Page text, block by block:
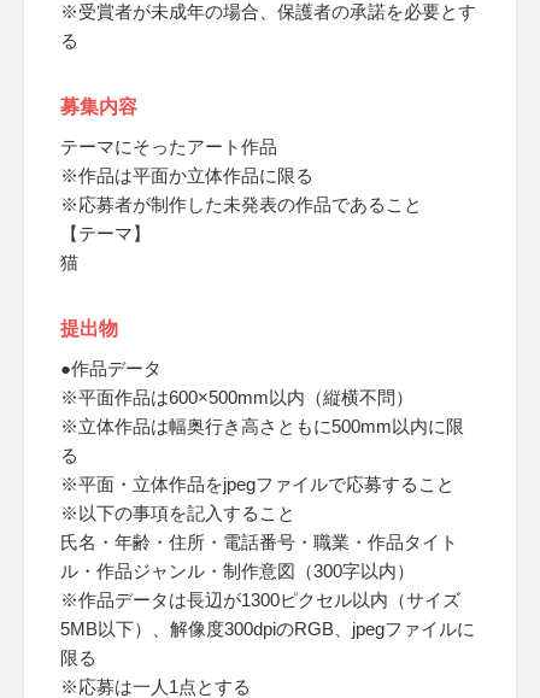
※受賞者が未成年の場合、保護者の承諾を必要とす
る
募集内容
テーマにそったアート作品
※作品は平面か立体作品に限る
※応募者が制作した未発表の作品であること
【テーマ】
猫
提出物
●作品データ
※平面作品は600×500mm以内（縦横不問）
※立体作品は幅奥行き高さともに500mm以内に限
る
※平面・立体作品をjpegファイルで応募すること
※以下の事項を記入すること
氏名・年齢・住所・電話番号・職業・作品タイト
ル・作品ジャンル・制作意図（300字以内）
※作品データは長辺が1300ピクセル以内（サイズ
5MB以下）、解像度300dpiのRGB、jpegファイルに
限る
※応募は一人1点とする